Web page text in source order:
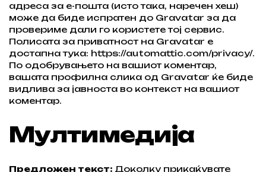
адреса за е-пошта (исто така, наречен хеш)
може да биде испратен до Gravatar за да
провериме дали го користете тој сервис.
Полисата за приватност на Gravatar е
достапна тука: https://automattic.com/privacy/.
По одобрувањето на вашиот коментар,
вашата профилна слика од Gravatar ќе биде
видлива за јавноста во контекст на вашиот
коментар.
Мултимедија
Предложен текст: Доколку прикаќувате